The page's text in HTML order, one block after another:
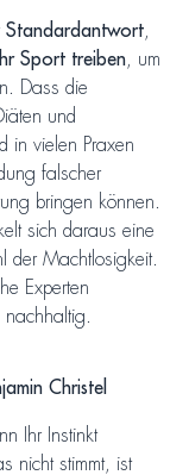
Standardantwort
Sport treiben , um
Dass die
und
in vielen Praxen
falscher
bringen können.
sich daraus eine
der Machtlosigkeit.
Experten
Christel
Ihr Instinkt
nicht stimmt, ist